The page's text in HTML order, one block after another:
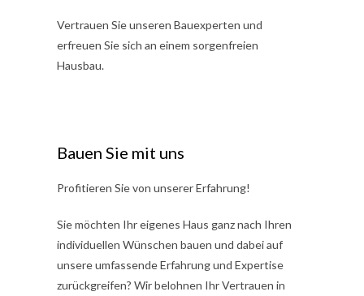
Vertrauen Sie unseren Bauexperten und
erfreuen Sie sich an einem sorgenfreien
Hausbau.
Bauen Sie mit uns
Profitieren Sie von unserer Erfahrung!
Sie möchten Ihr eigenes Haus ganz nach Ihren
individuellen Wünschen bauen und dabei auf
unsere umfassende Erfahrung und Expertise
zurückgreifen? Wir belohnen Ihr Vertrauen in